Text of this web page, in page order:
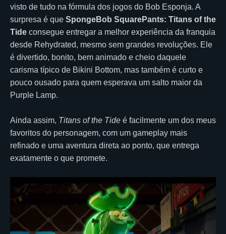
visto de tudo na fórmula dos jogos do Bob Esponja. A
surpresa é que SpongeBob SquarePants: Titans of the
Tide consegue entregar a melhor experiência da franquia
desde Rehydrated, mesmo sem grandes revoluções. Ele
é divertido, bonito, bem animado e cheio daquele
carisma típico de Bikini Bottom, mas também é curto e
pouco ousado para quem esperava um salto maior da
Purple Lamp.
Ainda assim, Titans of the Tide é facilmente um dos meus
favoritos do personagem, com um gameplay mais
refinado e uma aventura direta ao ponto, que entrega
exatamente o que promete.